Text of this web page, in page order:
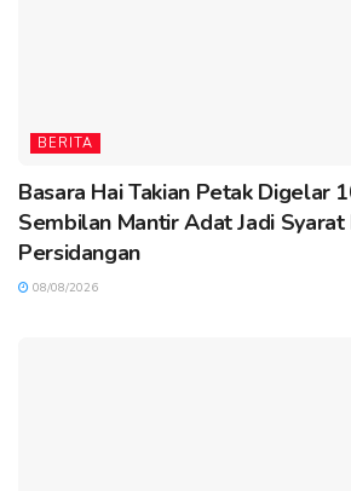
BERITA
Basara Hai Takian Petak Digelar
Sembilan Mantir Adat Jadi
Persidangan
08/08/2026